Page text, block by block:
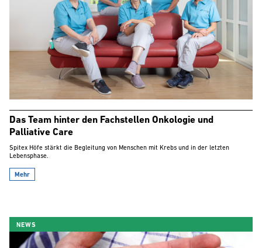
Das Team hinter den Fachstellen Onkologie und
Palliative Care
Spitex Höfe stärkt die Begleitung von Menschen mit Krebs und in der letzten
Lebensphase.
Mehr
NEWS